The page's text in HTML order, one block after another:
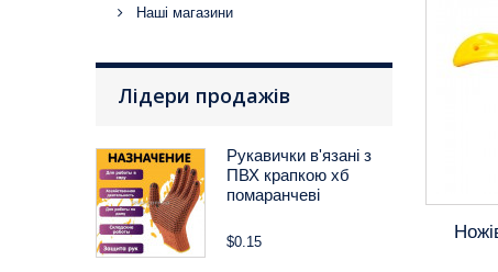
Наші магазини
Лідери продажів
Рукавички в'язані з
ПВХ крапкою хб
помаранчеві
$0.15